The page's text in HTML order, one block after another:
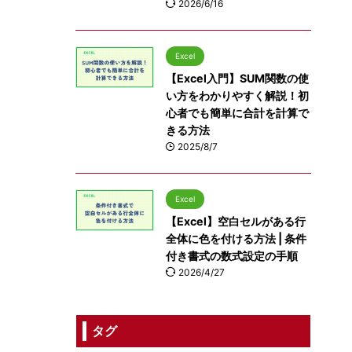
2026/6/16
Excel
【Excel入門】SUM関数の使
い方をわかりやすく解説！初
心者でも簡単に合計を計算で
きる方法
2025/8/7
Excel
【Excel】空白セルがある行
全体に色を付ける方法 | 条件
付き書式の数式設定の手順
2026/4/27
タグ